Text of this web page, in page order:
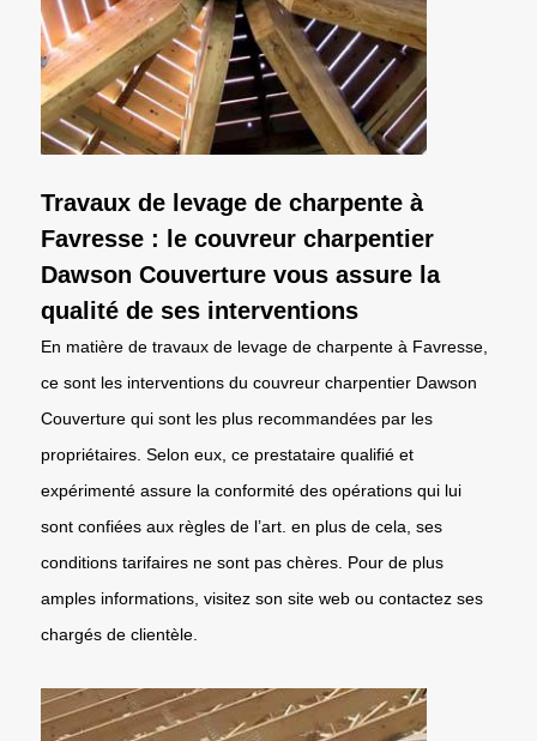
Travaux de levage de charpente à
Favresse : le couvreur charpentier
Dawson Couverture vous assure la
qualité de ses interventions
En matière de travaux de levage de charpente à Favresse,
ce sont les interventions du couvreur charpentier Dawson
Couverture qui sont les plus recommandées par les
propriétaires. Selon eux, ce prestataire qualifié et
expérimenté assure la conformité des opérations qui lui
sont confiées aux règles de l’art. en plus de cela, ses
conditions tarifaires ne sont pas chères. Pour de plus
amples informations, visitez son site web ou contactez ses
chargés de clientèle.